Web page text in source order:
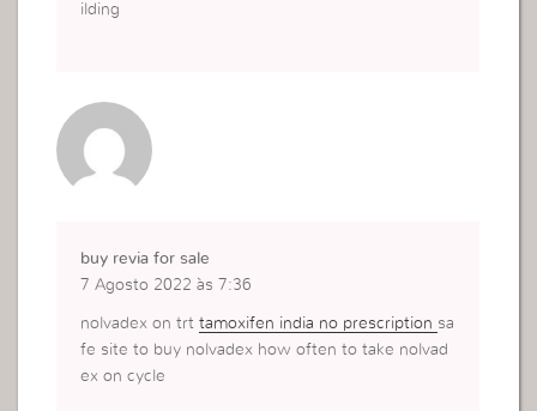
ilding
buy revia for sale
7 Agosto 2022 às 7:36
nolvadex on trttamoxifen india no prescription sa
fe site to buy nolvadex how often to take nolvad
ex on cycle